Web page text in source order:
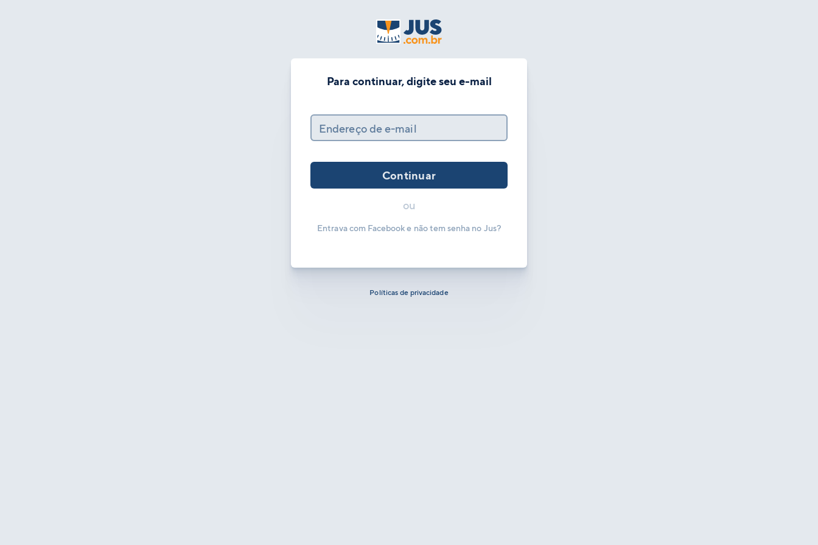
Para continuar, digite seu e-mail
Endereço de e-mail
Continuar
ou
Entrava com Facebook e não tem senha no Jus?
Políticas de privacidade